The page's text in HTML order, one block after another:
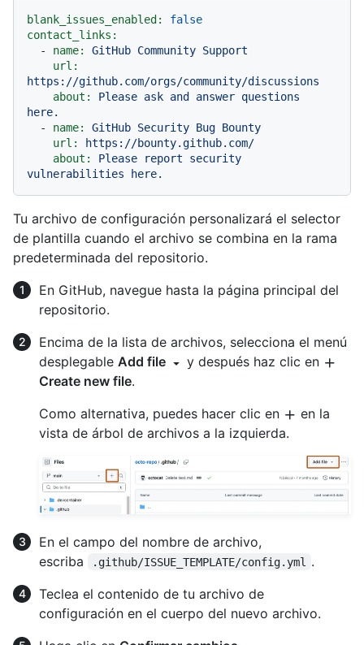
blank_issues_enabled:
false
contact_links:
-
name: GitHub Community Support
url:
https://github.com/orgs/community/discussions
about:
Please ask and answer questions
here.
-
name: GitHub Security Bug Bounty
url:
https://bounty.github.com/
about:
Please report
security
vulnerabilities
here.
Tu archivo de configuración personalizará el selector
de plantilla cuando el archivo se combina en la rama
predeterminada del repositorio.
En GitHub, navegue hasta la página principal del
repositorio.
Encima de la lista de archivos, selecciona el menú
desplegable Add file
y después haz clic en
Create new file.
Como alternativa, puedes hacer clic en
en la
vista de árbol de archivos a la izquierda.
En el campo del nombre de archivo,
escriba
.github/ISSUE_TEMPLATE/config.yml
.
Teclea el contenido de tu archivo de
configuración en el cuerpo del nuevo archivo.